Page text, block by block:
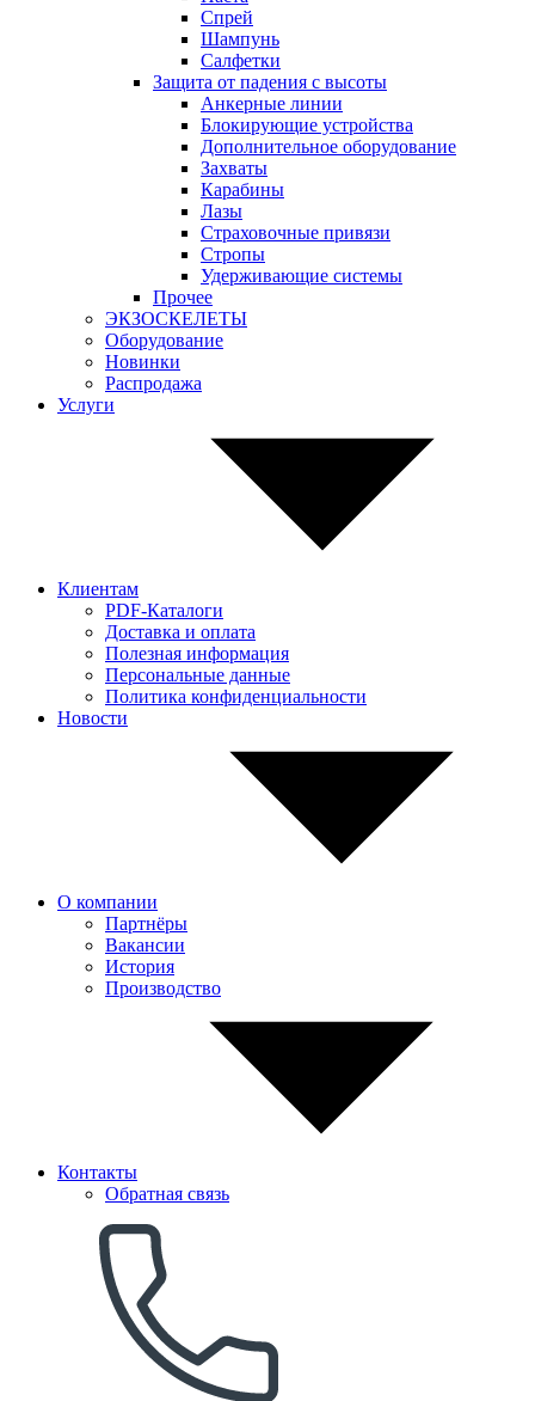
Спрей
Шампунь
Салфетки
Защита от падения с высоты
Анкерные линии
Блокирующие устройства
Дополнительное оборудование
Захваты
Карабины
Лазы
Страховочные привязи
Стропы
Удерживающие системы
Прочее
ЭКЗОСКЕЛЕТЫ
Оборудование
Новинки
Распродажа
Услуги
Клиентам
PDF-Каталоги
Доставка и оплата
Полезная информация
Персональные данные
Политика конфиденциальности
Новости
О компании
Партнёры
Вакансии
История
Производство
Контакты
Обратная связь